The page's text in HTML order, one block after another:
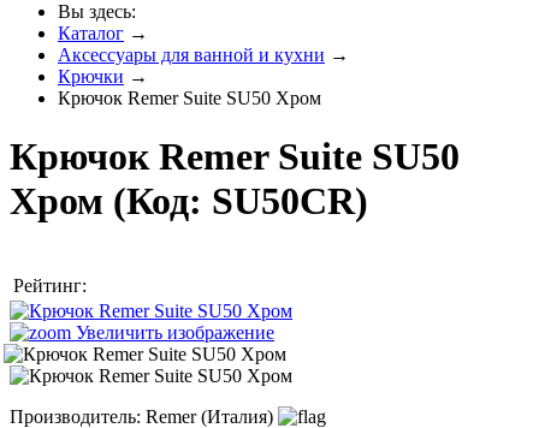
Вы здесь:
Каталог →
Аксессуары для ванной и кухни →
Крючки →
Крючок Remer Suite SU50 Хром
Крючок Remer Suite SU50
Хром (Код: SU50CR)
Рейтинг:
Увеличить изображение
Производитель: Remer (Италия)